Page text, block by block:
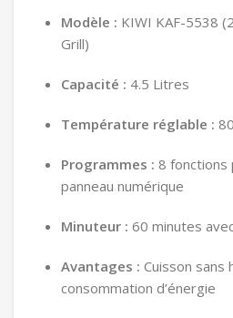
Modèle : KIWI KAF-5538
Grill)
Capacité : 4.5 Litres
Température réglable :
Programmes : 8 fonctions
panneau numérique
Minuteur : 60 minutes
Avantages : Cuisson sans
consommation d’énergie